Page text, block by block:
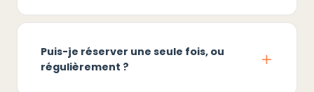
Puis-je réserver une seule fois, ou
régulièrement ?